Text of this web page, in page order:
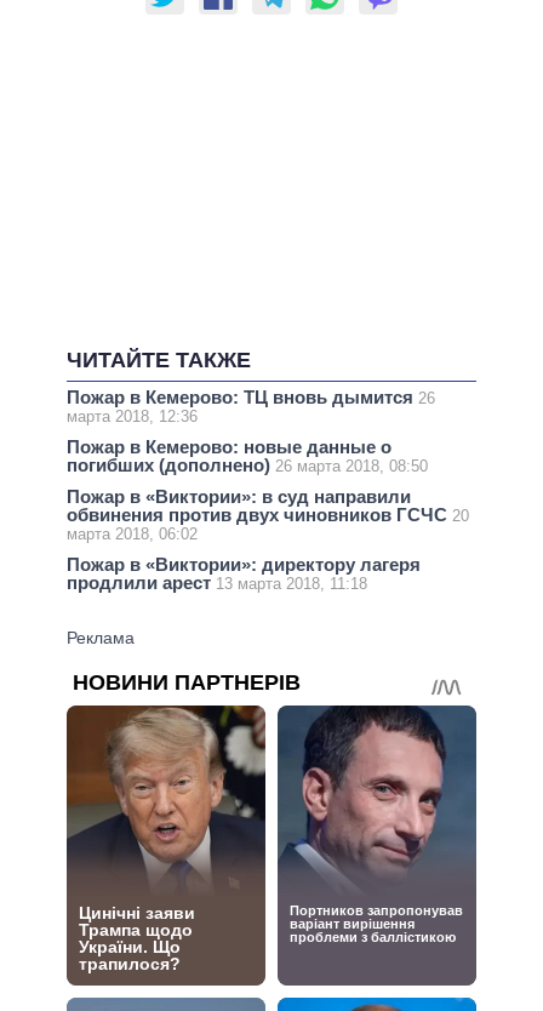
ЧИТАЙТЕ ТАКЖЕ
Пожар в Кемерово: ТЦ вновь дымится 26
марта 2018, 12:36
Пожар в Кемерово: новые данные о
погибших (дополнено) 26 марта 2018, 08:50
Пожар в «Виктории»: в суд направили
обвинения против двух чиновников ГСЧС 20
марта 2018, 06:02
Пожар в «Виктории»: директору лагеря
продлили арест 13 марта 2018, 11:18